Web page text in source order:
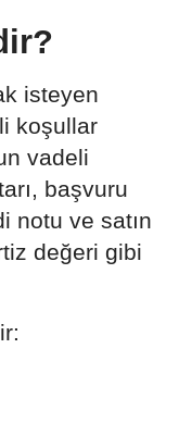
isteyen
koşullar
vadeli
başvuru
notu ve satın
değeri gibi